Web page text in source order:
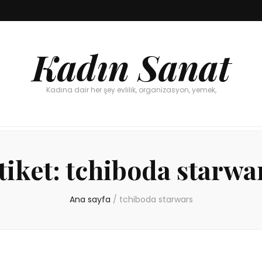
Kadın Sanat
Kadına dair her şey evlilik, organizasyon, yemek,
tchiboda
Ana sayfa / tchiboda starwars